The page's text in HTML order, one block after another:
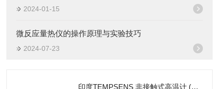
2024-01-15
微反应量热仪的操作原理与实验技巧
2024-07-23
印度TEMPSENS 非接触式高温计 (AST A150)